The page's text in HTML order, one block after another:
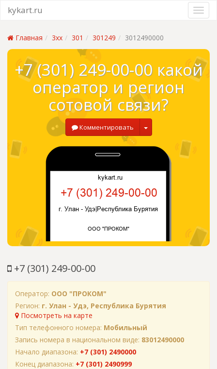
kykart.ru
Главная 3xx 301 301249 3012490000
+7 (301) 249-00-00 какой
оператор и регион
сотовой связи?
Комментировать
+7 (301) 249-00-00
Оператор: ООО "ПРОКОМ"
Регион: г. Улан - Удэ, Республика Бурятия
Посмотреть на карте
Тип телефонного номера: Мобильный
Запись номера в национальном виде: 83012490000
Начало диапазона: +7 (301) 2490000
Конец диапазона: +7 (301) 2490999